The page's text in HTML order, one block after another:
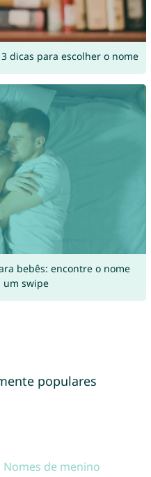
dicas para escolher o nome
bebês: encontre o nome
um swipe
populares
Nomes de menino